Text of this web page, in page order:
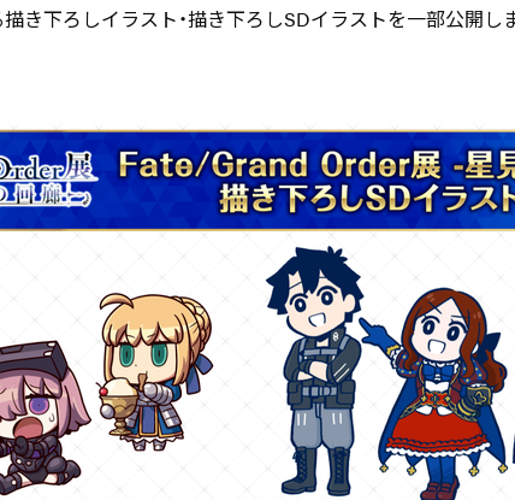
き下ろしイラスト・描き下ろしSDイラストを一部公開し